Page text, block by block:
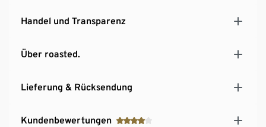
Handel und Transparenz
Über roasted.
Lieferung & Rücksendung
Kundenbewertungen